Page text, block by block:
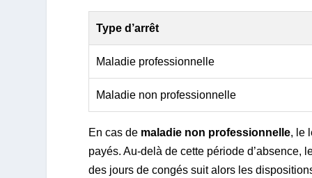
Type d’arrêt
Maladie professionnelle
Maladie non professionnelle
En cas de maladie non professionnelle, le
payés. Au-delà de cette période d’absence,
des jours de congés suit alors les